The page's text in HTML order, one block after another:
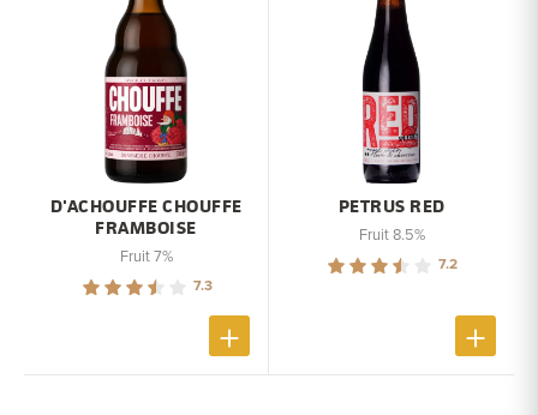
D'ACHOUFFE CHOUFFE
FRAMBOISE
Fruit 7%
7.3
PETRUS RED
Fruit 8.5%
7.2